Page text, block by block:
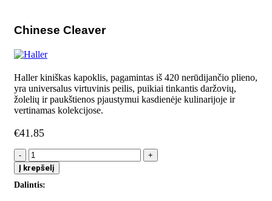
Chinese Cleaver
Haller kiniškas kapoklis, pagamintas iš 420 nerūdijančio plieno,
yra universalus virtuvinis peilis, puikiai tinkantis daržovių,
žolelių ir paukštienos pjaustymui kasdienėje kulinarijoje ir
vertinamas kolekcijose.
€41.85
produkto
kiekis:
Chinese
Cleaver
Į krepšelį
Dalintis: